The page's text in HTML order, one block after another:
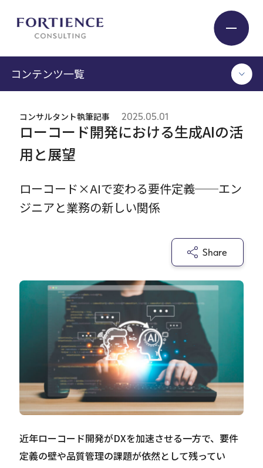
Service
Careers
EN
JP
サイト内検索
Contact
コンテンツ一覧
TOP
コンサルタント執筆記事
セミナー / イベント
調査 / レポート
メディア掲載
書籍
ローコード開発における生成AIの活
用と展望
ローコード×AIで変わる要件定義──エン
ジニアと業務の新しい関係
コンサルタント執筆記事 2025.05.01
Share
近年ローコード開発がDXを加速させる一方で、要件
定義の壁や品質管理の課題が依然として残ってい